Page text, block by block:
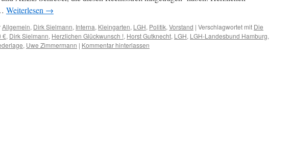
Weiterlesen →
Allgemein, Dirk Sielmann, Interna, Kleingarten, LGH, Politik, Vorstand | Verschlagwortet mit Die
€, Dirk Sielmann, Herzlichen Glückwunsch !, Horst Gutknecht, LGH, LGH-Landesbund Hamburg,
, Uwe Zimmermann | Kommentar hinterlassen